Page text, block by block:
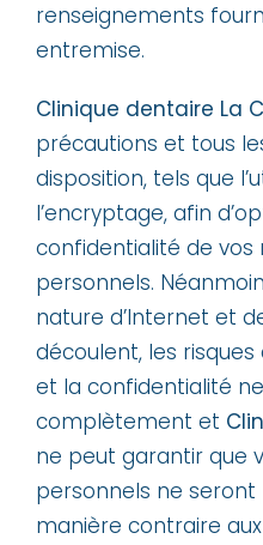
renseignements
entremise.
Clinique dentaire La
précautions et tous
disposition, tels que
l’encryptage, afin
confidentialité de vos
personnels.
nature d’Internet et
découlent, les
et la confidentialité
complètement et
ne peut garantir que
personnels ne seront
manière contraire